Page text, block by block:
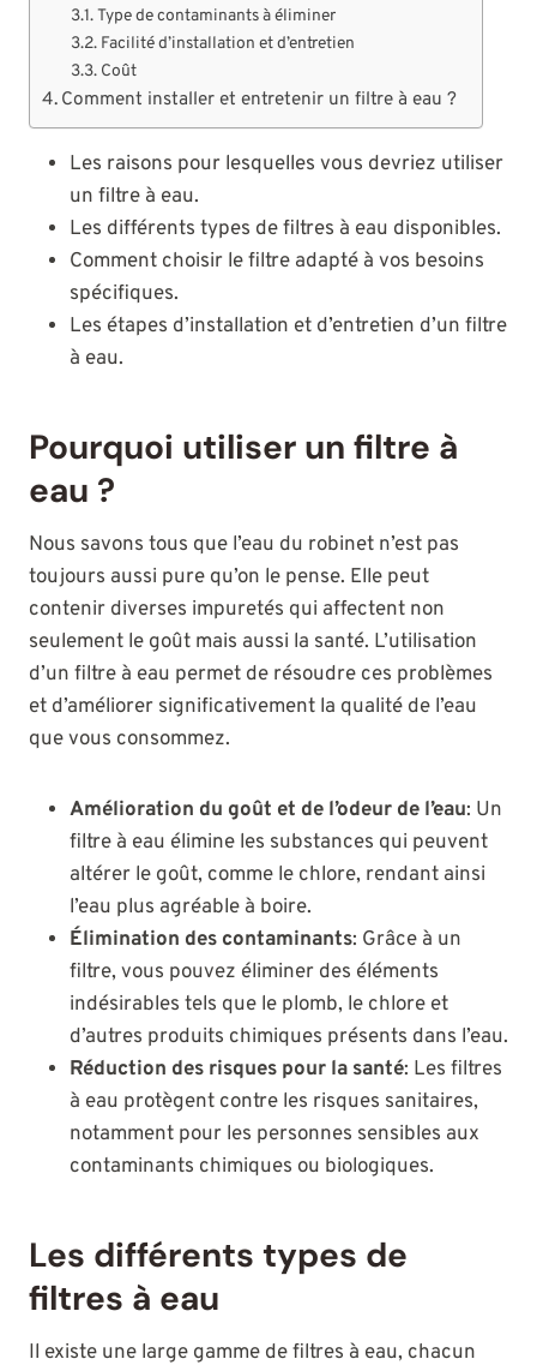
Type de contaminants à éliminer
Facilité d’installation et d’entretien
Coût
Comment installer et entretenir un filtre à eau ?
Les raisons pour lesquelles vous devriez utiliser
un filtre à eau.
Les différents types de filtres à eau disponibles.
Comment choisir le filtre adapté à vos besoins
spécifiques.
Les étapes d’installation et d’entretien d’un filtre
à eau.
Pourquoi utiliser un filtre à
eau ?
Nous savons tous que l’eau du robinet n’est pas
toujours aussi pure qu’on le pense. Elle peut
contenir diverses impuretés qui affectent non
seulement le goût mais aussi la santé. L’utilisation
d’un filtre à eau permet de résoudre ces problèmes
et d’améliorer significativement la qualité de l’eau
que vous consommez.
Amélioration du goût et de l’odeur de l’eau: Un
filtre à eau élimine les substances qui peuvent
altérer le goût, comme le chlore, rendant ainsi
l’eau plus agréable à boire.
Élimination des contaminants: Grâce à un
filtre, vous pouvez éliminer des éléments
indésirables tels que le plomb, le chlore et
d’autres produits chimiques présents dans l’eau.
Réduction des risques pour la santé: Les filtres
à eau protègent contre les risques sanitaires,
notamment pour les personnes sensibles aux
contaminants chimiques ou biologiques.
Les différents types de
filtres à eau
Il existe une large gamme de filtres à eau, chacun